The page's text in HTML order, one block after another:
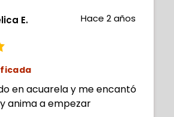
E. Hace 2 años
en acuarela y me encantó
anima a empezar